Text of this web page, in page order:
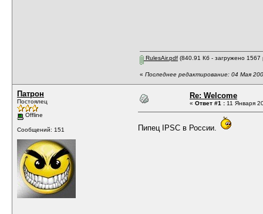
RulesAir.pdf (840.91 Кб - загружено 1567
« Последнее редактирование: 04 Мая
Патрон
Постоялец
Offline
Сообщений: 151
Re: Welcome
« Ответ #1 : 11 Января
Пипец IPSC в России.